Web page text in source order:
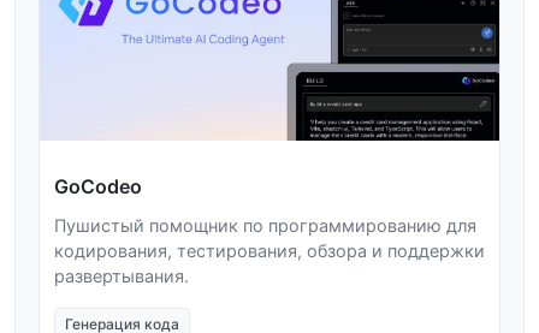
GoCodeo
Пушистый помощник по программированию для
кодирования, тестирования, обзора и поддержки
развертывания.
Генерация кода